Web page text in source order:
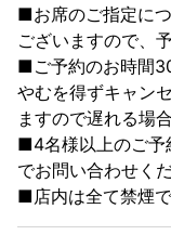
■お席のご指定に
ございますので、
■ご予約のお時間
やむを得ずキャン
ますので遅れる場
■4名様以上のご予
でお問い合わせくだ
■店内は全て禁煙で